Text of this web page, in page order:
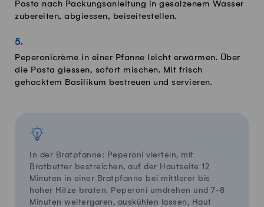
Pasta nach Packungsanleitung in gesalzenem Wasser
zubereiten, abgiessen, beiseitestellen.
Peperonicrème in einer Pfanne leicht erwärmen. Über
die Pasta giessen, sofort mischen. Mit frisch
gehacktem Basilikum bestreuen und servieren.
In der Bratpfanne: Peperoni vierteln, mit
Bratbutter bestreichen, auf der Hautseite 12
Minuten in einer Brat pfanne bei mittlerer bis
hoher Hitze braten. Peperoni umdrehen und 7-8
Minuten weitergaren, aus kühlen lassen, Haut